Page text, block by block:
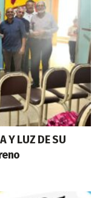
Y LUZ DE SU